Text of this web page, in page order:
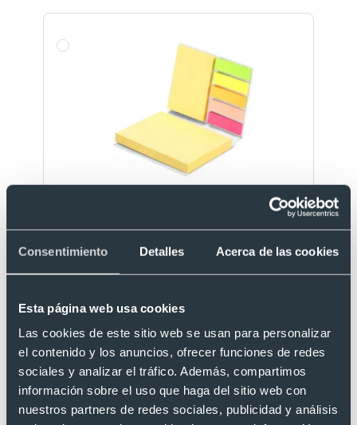
Consentimiento Detalles Acerca de las cookies
Esta página web usa cookies
Las cookies de este sitio web se usan para personalizar
el contenido y los anuncios, ofrecer funciones de redes
sociales y analizar el tráfico. Además, compartimos
información sobre el uso que haga del sitio web con
nuestros partners de redes sociales, publicidad y análisis
grandes medianas y mininotas
Ref. 8822046
Desde 0,59 €